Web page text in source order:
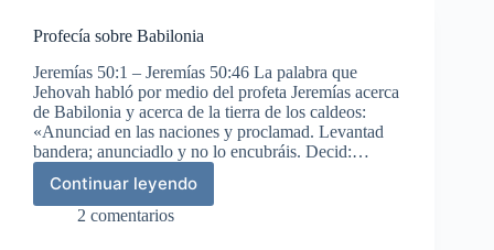
Profecía sobre Babilonia
Jeremías 50:1 – Jeremías 50:46 La palabra que
Jehovah habló por medio del profeta Jeremías acerca
de Babilonia y acerca de la tierra de los caldeos:
«Anunciad en las naciones y proclamad. Levantad
bandera; anunciadlo y no lo encubráis. Decid:…
Continuar leyendo
Profecía
sobre
2 comentarios